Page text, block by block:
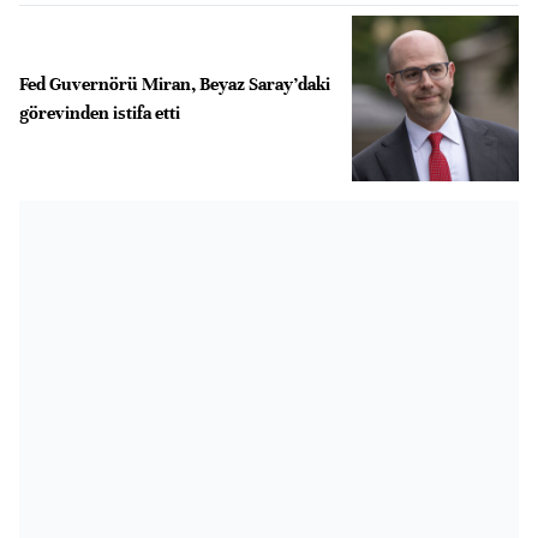
Fed Guvernörü Miran, Beyaz Saray’daki
görevinden istifa etti